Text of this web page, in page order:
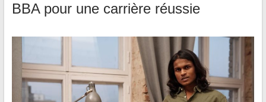
BBA pour une carrière réussie